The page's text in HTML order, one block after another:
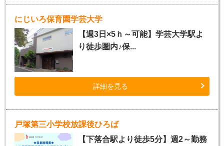
にじいろ保育園学芸大学
【週3日×5ｈ～可能】学芸大学駅よ
り徒歩圏内♪保...
詳細を見る
戸塚第三小学校放課後ひろば
【下落合駅より徒歩5分】週2～勤務